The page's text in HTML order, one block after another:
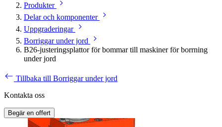
Produkter
Delar och komponenter
Uppgraderingar
Borriggar under jord
B26-justeringsplattor för bommar till maskiner för borrning
under jord
Tillbaka till Borriggar under jord
Kontakta oss
Begär en offert